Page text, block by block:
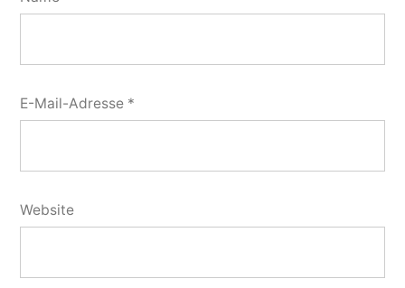
E-Mail-Adresse *
Website